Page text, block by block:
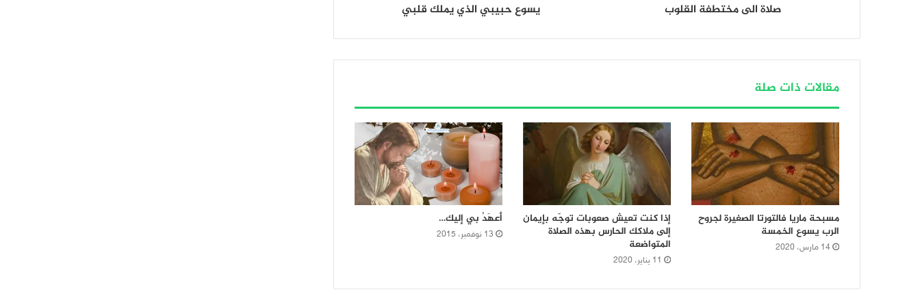
صلاة الى مختطفة القلوب يسوع حبيبي الذي يملك قلبي
مقالات ذات صلة
مسبحة ماريا فالتورتا الصغيرة لجروح
الرب يسوع الخمسة
14 مارس، 2020
إذا كنت تعيش صعوبات توجّه بإيمان
إلى ملاكك الحارس بهذه الصلاة
المتواضعة
11 يناير، 2020
أعهَدُ بي إليك…
13 نوفمبر، 2015